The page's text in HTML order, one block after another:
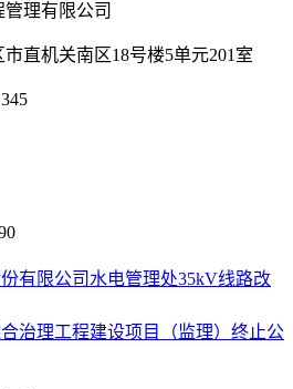
理有限公司
直机关南区18号楼5单元201室
有限公司水电管理处35kV线路改
治理工程建设项目（监理）终止公